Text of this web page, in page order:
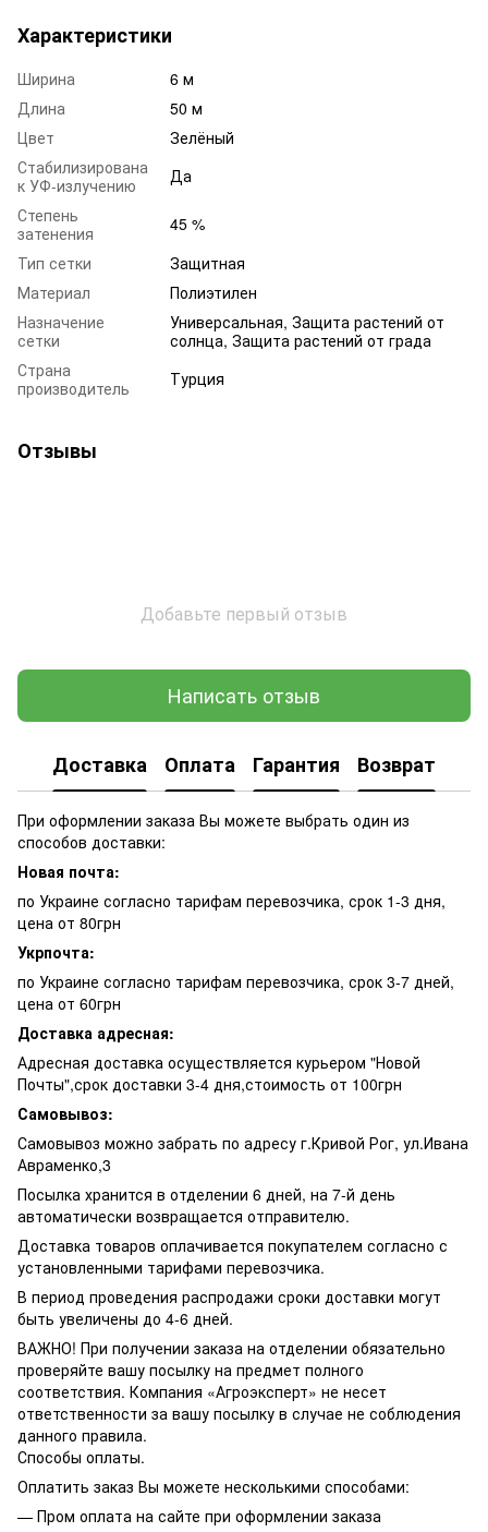
Характеристики
Ширина
6 м
Длина
50 м
Цвет
Зелёный
Стабилизирована
к УФ-излучению
Да
Степень
затенения
45 %
Тип сетки
Защитная
Материал
Полиэтилен
Назначение
сетки
Универсальная, Защита растений от
солнца, Защита растений от града
Страна
производитель
Турция
Отзывы
Добавьте первый отзыв
Написать отзыв
Доставка Оплата Гарантия Возврат
При оформлении заказа Вы можете выбрать один из
способов доставки:
Новая почта:
по Украине согласно тарифам перевозчика, срок 1-3 дня,
цена от 80грн
Укрпочта:
по Украине согласно тарифам перевозчика, срок 3-7 дней,
цена от 60грн
Доставка адресная:
Адресная доставка осуществляется курьером "Новой
Почты",срок доставки 3-4 дня,стоимость от 100грн
Самовывоз:
Самовывоз можно забрать по адресу г.Кривой Рог, ул.Ивана
Авраменко,3
Посылка хранится в отделении 6 дней, на 7-й день
автоматически возвращается отправителю.
Доставка товаров оплачивается покупателем согласно с
установленными тарифами перевозчика.
В период проведения распродажи сроки доставки могут
быть увеличены до 4-6 дней.
ВАЖНО! При получении заказа на отделении обязательно
проверяйте вашу посылку на предмет полного
соответствия. Компания «Агроэксперт» не несет
ответственности за вашу посылку в случае не соблюдения
данного правила.
Способы оплаты.
Оплатить заказ Вы можете несколькими способами:
— Пром оплата на сайте при оформлении заказа